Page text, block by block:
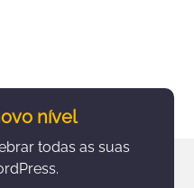
nível
todas as suas